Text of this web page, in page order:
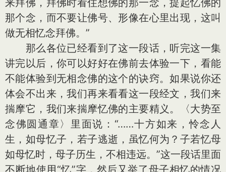
来拜佛，拜佛时看住想佛的那一念，提起忆佛的
那个念，而不要让佛号、形像在心里出现，这叫
做无相忆念拜佛。”
那么各位已经看到了这一段话，听完这一集
讲完以后，你可以好好在佛前去体验一下，看能
不能体验到无相念佛的这个的诀窍。如果说你还
体会不出来，我们再来看看这一段经文，我们来
揣摩它，我们来揣摩忆佛的主要精义。〈大势至
念佛圆通章〉里面说：“……十方如来，怜念人
生，如母忆子，若子逃逝，虽忆何为？子若忆母
如母忆时，母子历生，不相违远。”这一段话里面
不断地使用“忆”字，然后又举了母子相忆的情况